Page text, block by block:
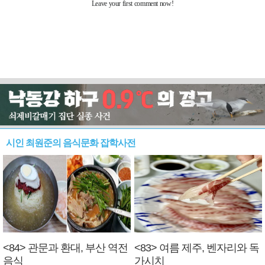
시인 최원준의 음식문화 잡학사전
<84> 관문과 환대, 부산 역전
음식
<83> 여름 제주, 벤자리와 독
가시치